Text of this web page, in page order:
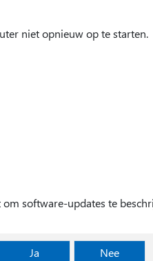
niet opnieuw op te starten.
software-updates te
Ja Nee